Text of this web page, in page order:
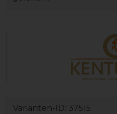
Varianten-ID: 37515